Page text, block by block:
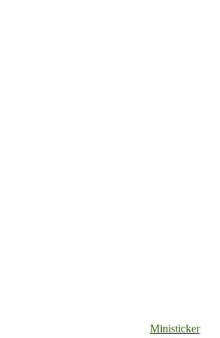
Ministicker